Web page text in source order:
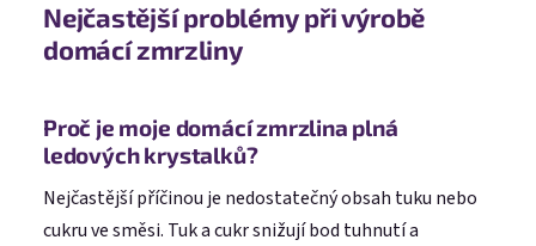
Nejčastější problémy při výrobě
domácí zmrzliny
Proč je moje domácí zmrzlina plná
ledových krystalků?
Nejčastější příčinou je nedostatečný obsah tuku nebo
cukru ve směsi. Tuk a cukr snižují bod tuhnutí a